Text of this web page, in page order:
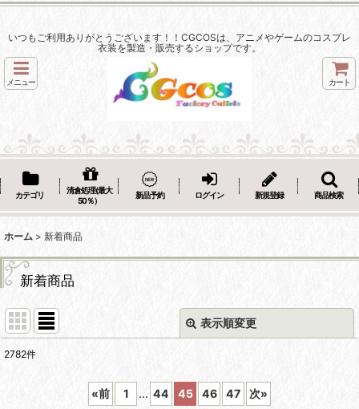
いつもご利用ありがとうございます！！CGCOSは、アニメやゲームのコスプレ
衣装を製造・販売するショップです。
メニュー カート
カテゴリ
清倉処理(最大
50％）
新品予約 ログイン 新規登録 商品検索
ホーム > 新着商品
新着商品
表示順変更
2782件
«前 1 ... 44 45 46 47 次»